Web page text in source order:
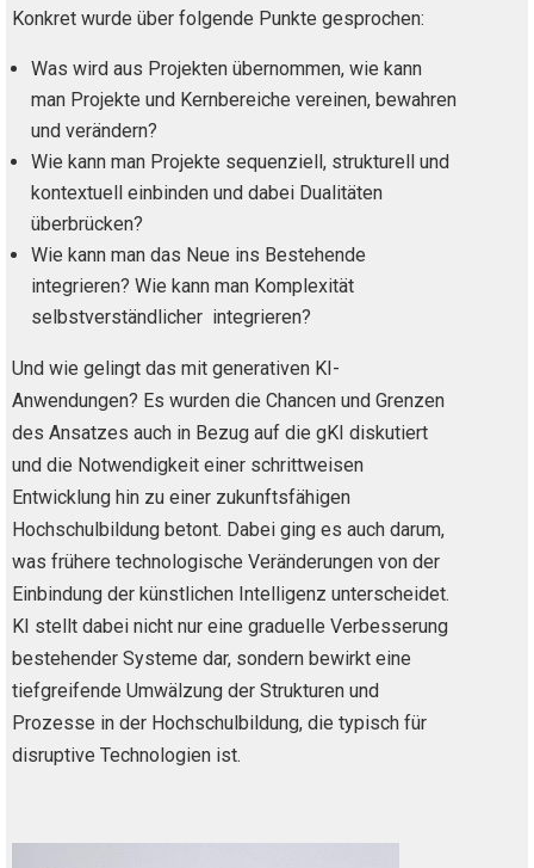
Konkret wurde über folgende Punkte gesprochen:
Was wird aus Projekten übernommen, wie kann
man Projekte und Kernbereiche vereinen, bewahren
und verändern?
Wie kann man Projekte sequenziell, strukturell und
kontextuell einbinden und dabei Dualitäten
überbrücken?
Wie kann man das Neue ins Bestehende
integrieren? Wie kann man Komplexität
selbstverständlicher integrieren?
Und wie gelingt das mit generativen KI-
Anwendungen? Es wurden die Chancen und Grenzen
des Ansatzes auch in Bezug auf die gKI diskutiert
und die Notwendigkeit einer schrittweisen
Entwicklung hin zu einer zukunftsfähigen
Hochschulbildung betont. Dabei ging es auch darum,
was frühere technologische Veränderungen von der
Einbindung der künstlichen Intelligenz unterscheidet.
KI stellt dabei nicht nur eine graduelle Verbesserung
bestehender Systeme dar, sondern bewirkt eine
tiefgreifende Umwälzung der Strukturen und
Prozesse in der Hochschulbildung, die typisch für
disruptive Technologien ist.